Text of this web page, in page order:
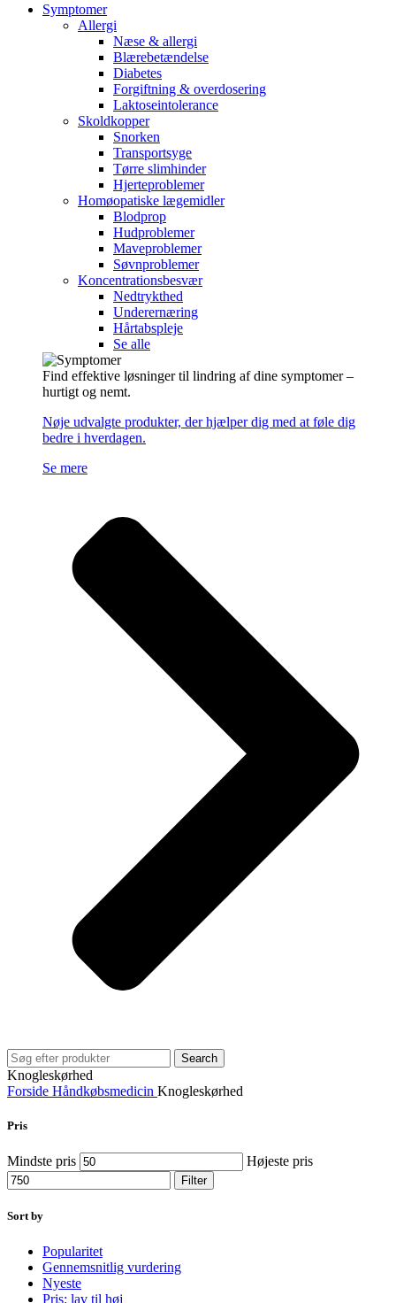
Symptomer
Allergi
Næse & allergi
Blærebetændelse
Diabetes
Forgiftning & overdosering
Laktoseintolerance
Skoldkopper
Snorken
Transportsyge
Tørre slimhinder
Hjerteproblemer
Homøopatiske lægemidler
Blodprop
Hudproblemer
Maveproblemer
Søvnproblemer
Koncentrationsbesvær
Nedtrykthed
Underernæring
Hårtabspleje
Se alle
Find effektive løsninger til lindring af dine symptomer –
hurtigt og nemt.
Nøje udvalgte produkter, der hjælper dig med at føle dig
bedre i hverdagen.
Se mere
Search
Knogleskørhed
Forside Håndkøbsmedicin Knogleskørhed
Pris
Mindste pris Højeste pris
Filter
Sort by
Popularitet
Gennemsnitlig vurdering
Nyeste
Pris: lav til høj